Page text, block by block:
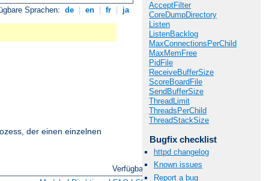
Sprachen: de en fr ja
der einen einzelnen
Verfügbare Sprachen:de
AcceptFilter
CoreDumpDirectory
Listen
ListenBacklog
MaxConnectionsPerChild
MaxMemFree
PidFile
ReceiveBufferSize
ScoreBoardFile
SendBufferSize
ThreadLimit
ThreadsPerChild
ThreadStackSize
Bugfix checklist
httpd changelog
Known issues
Report a bug